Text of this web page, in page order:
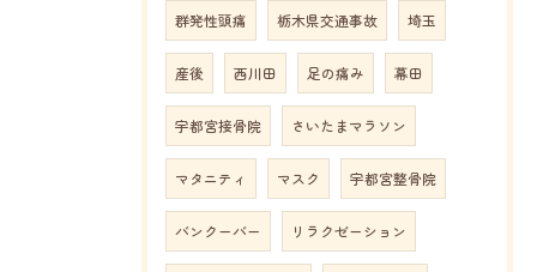
群発性頭痛 栃木県交通事故 埼玉
産後 西川田 足の痛み 幕田
宇都宮接骨院 さいたまマラソン
マタニティ マスク 宇都宮整骨院
バンクーバー リラクゼーション